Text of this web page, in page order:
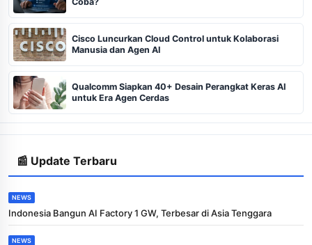
Cisco Luncurkan Cloud Control untuk Kolaborasi
Manusia dan Agen AI
Qualcomm Siapkan 40+ Desain Perangkat Keras AI
untuk Era Agen Cerdas
📰 Update Terbaru
NEWS
Indonesia Bangun AI Factory 1 GW, Terbesar di Asia Tenggara
NEWS